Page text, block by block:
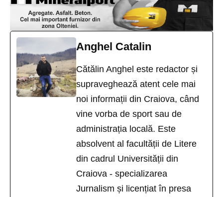
Anghel Catalin
Cătălin Anghel este redactor și
supraveghează atent cele mai
noi informații din Craiova, când
vine vorba de sport sau de
administrația locală. Este
absolvent al facultății de Litere
din cadrul Universității din
Craiova - specializarea
Jurnalism și licențiat în presa